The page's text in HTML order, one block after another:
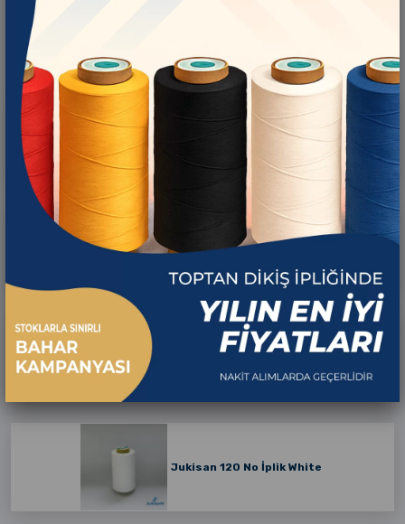
Çağ İplik Black
Çağ İplik Raw
Jukisan 120 No İplik White